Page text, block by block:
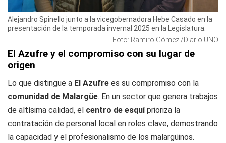
Alejandro Spinello junto a la vicegobernadora Hebe Casado en la
presentación de la temporada invernal 2025 en la Legislatura.
Foto: Ramiro Gómez /Diario UNO
El Azufre y el compromiso con su lugar de
origen
Lo que distingue a El Azufre es su compromiso con la
comunidad de Malargüe. En un sector que genera trabajos
de altísima calidad, el centro de esquíprioriza la
contratación de personal local en roles clave, demostrando
la capacidad y el profesionalismo de los malargüinos.